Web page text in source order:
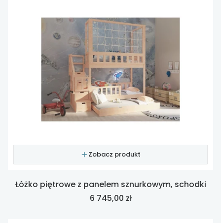
Zobacz produkt
Łóżko piętrowe z panelem sznurkowym, schodki
Cena
6 745,00 zł